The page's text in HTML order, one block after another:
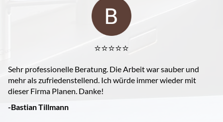
⭐️⭐️⭐️⭐️⭐️
Sehr professionelle Beratung. Die Arbeit war sauber und
mehr als zufriedenstellend. Ich würde immer wieder mit
dieser Firma Planen. Danke!
-Bastian Tillmann